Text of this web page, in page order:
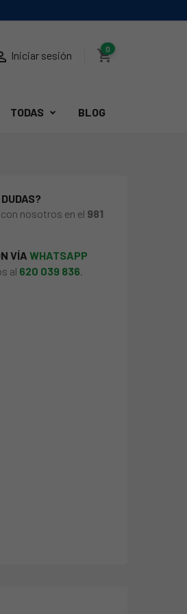
Iniciar sesión shopping_cart
0
TODAS BLOG
nosotros en el 981
VÍAWHATSAPP
al 620 039 836